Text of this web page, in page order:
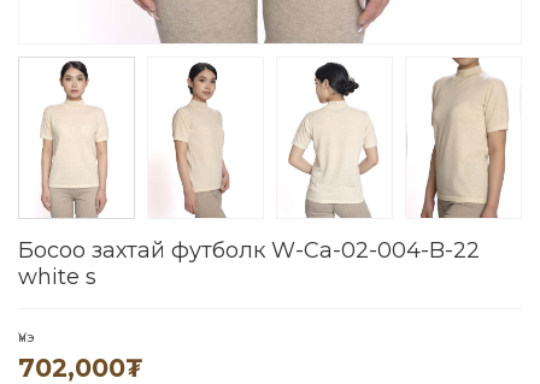
Босоо захтай футболк W-Ca-02-004-B-22
white s
Үнэ
702,000₮